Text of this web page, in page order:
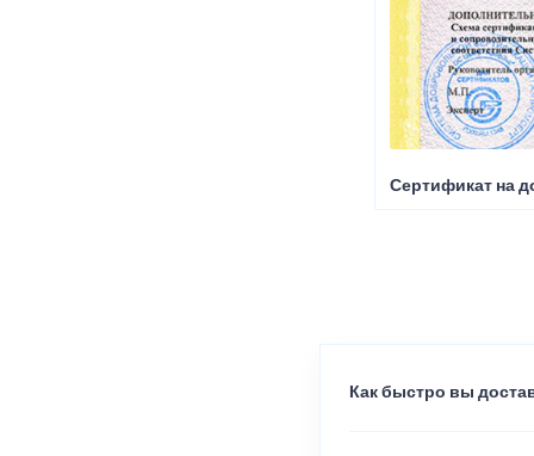
Сертификат на
Как быстро вы